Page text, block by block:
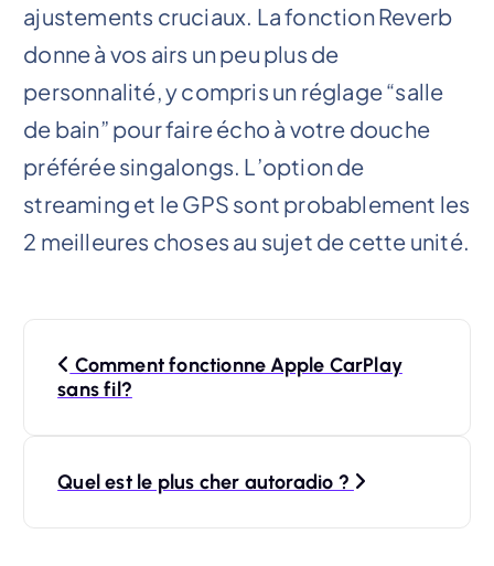
ajustements cruciaux. La fonction Reverb
donne à vos airs un peu plus de
personnalité, y compris un réglage “salle
de bain” pour faire écho à votre douche
préférée singalongs. L’option de
streaming et le GPS sont probablement les
2 meilleures choses au sujet de cette unité.
Comment fonctionne Apple CarPlay
sans fil?
Quel est le plus cher autoradio ?